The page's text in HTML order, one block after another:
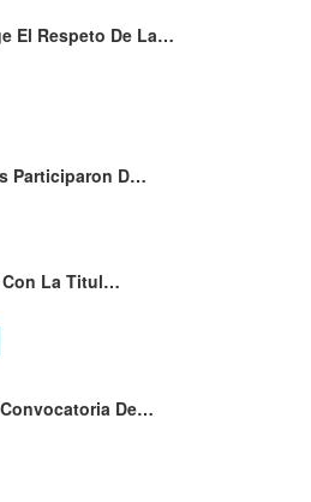
El Respeto De La…
Participaron D…
Con La Titul…
De…